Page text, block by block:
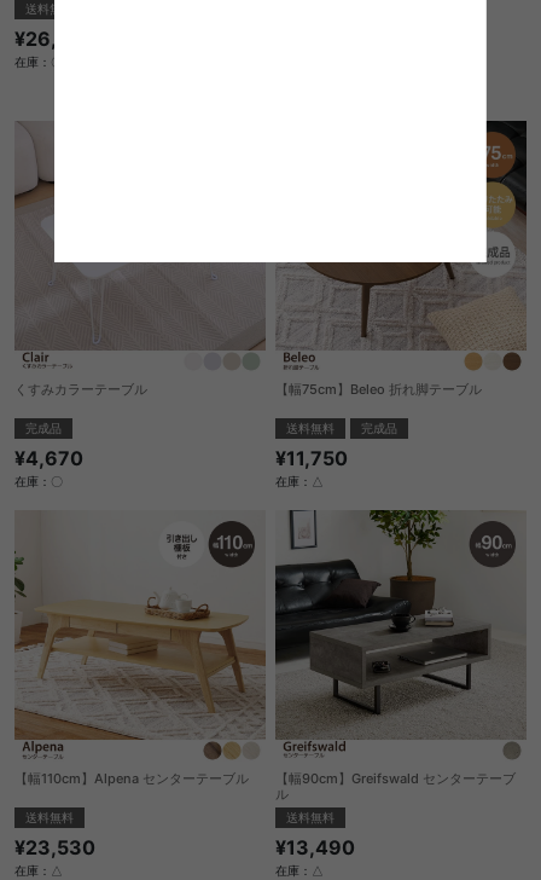
送料無料
¥26,910
在庫：〇
くすみカラーテーブル
完成品
¥4,670
在庫：〇
【幅75cm】Beleo 折れ脚テーブル
送料無料 完成品
¥11,750
在庫：△
【幅110cm】Alpena センターテーブル
送料無料
¥23,530
在庫：△
【幅90cm】Greifswald センターテーブ
ル
送料無料
¥13,490
在庫：△